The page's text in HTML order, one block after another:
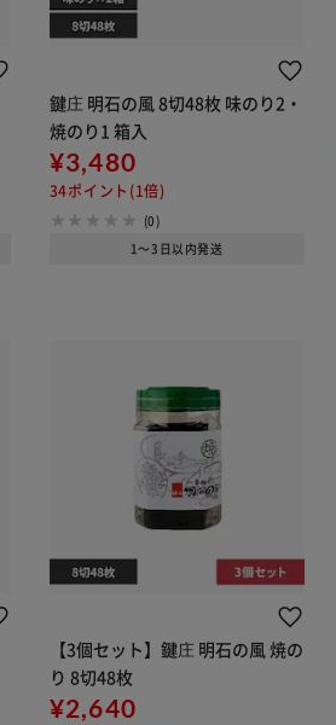
鍵庄 明石の風 8切48枚 味のり2・
焼のり1 箱入
¥3,480
34ポイント(1倍)
(0)
1～3日以内発送
【3個セット】鍵庄 明石の風 焼の
り 8切48枚
¥2,640